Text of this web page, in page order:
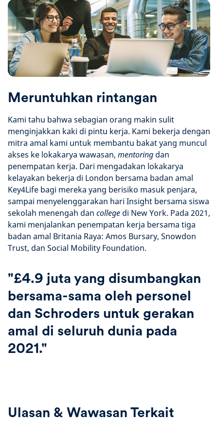
Meruntuhkan rintangan
Kami tahu bahwa sebagian orang makin sulit
menginjakkan kaki di pintu kerja. Kami bekerja dengan
mitra amal kami untuk membantu bakat yang muncul
akses ke lokakarya wawasan, mentoring dan
penempatan kerja. Dari mengadakan lokakarya
kelayakan bekerja di London bersama badan amal
Key4Life bagi mereka yang berisiko masuk penjara,
sampai menyelenggarakan hari Insight bersama siswa
sekolah menengah dan college di New York. Pada 2021,
kami menjalankan penempatan kerja bersama tiga
badan amal Britania Raya: Amos Bursary, Snowdon
Trust, dan Social Mobility Foundation.
"£4.9 juta yang disumbangkan
bersama-sama oleh personel
dan Schroders untuk gerakan
amal di seluruh dunia pada
2021."
Ulasan & Wawasan Terkait